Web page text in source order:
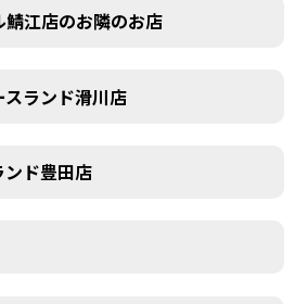
鯖江店のお隣のお店
ランド滑川店
ンド豊田店